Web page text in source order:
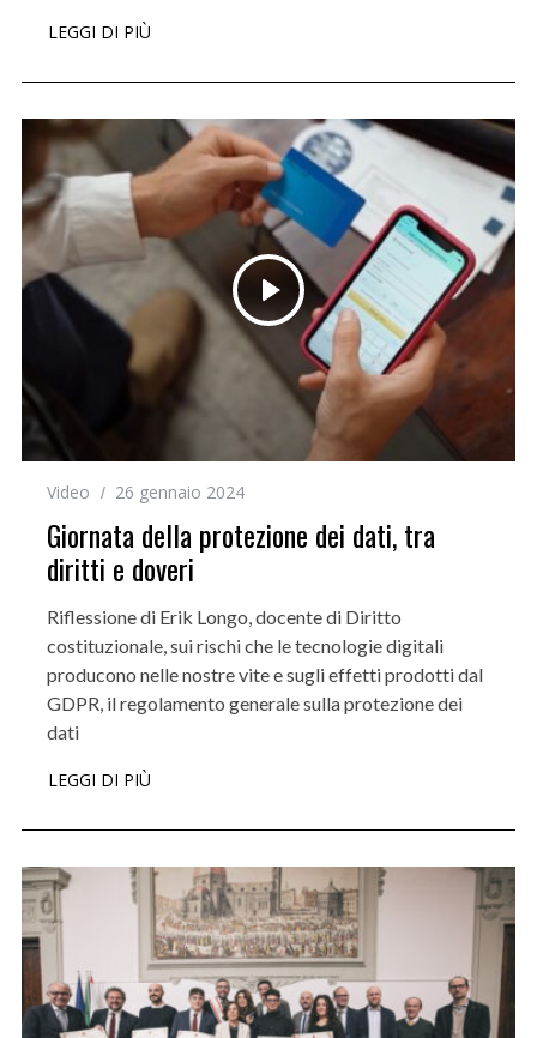
LEGGI DI PIÙ
Video 26 gennaio 2024
Giornata della protezione dei dati, tra
diritti e doveri
Riflessione di Erik Longo, docente di Diritto
costituzionale, sui rischi che le tecnologie digitali
producono nelle nostre vite e sugli effetti prodotti dal
GDPR, il regolamento generale sulla protezione dei
dati
LEGGI DI PIÙ